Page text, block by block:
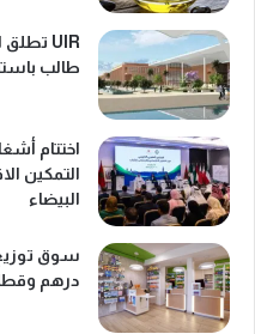
طالب باستثمار 3.3
اختتام
التمكين
البيضاء
درهم